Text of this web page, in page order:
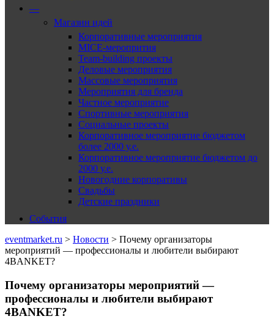
—
Магазин идей
Корпоративные мероприятия
MICE-меропрития
Team-building проекты
Деловые мероприятия
Массовые мероприятия
Мероприятия для бренда
Частное мероприятие
Спортивные мероприятия
Социальные проекты
Корпоративное мероприятие бюджетом
более 2000 у.е.
Корпоративное мероприятие бюджетом до
2000 у.е.
Новогодние корпоративы
Свадьбы
Детские праздники
События
eventmarket.ru > Новости > Почему организаторы
мероприятий — профессионалы и любители выбирают
4BANKET?
Почему организаторы мероприятий —
профессионалы и любители выбирают
4BANKET?